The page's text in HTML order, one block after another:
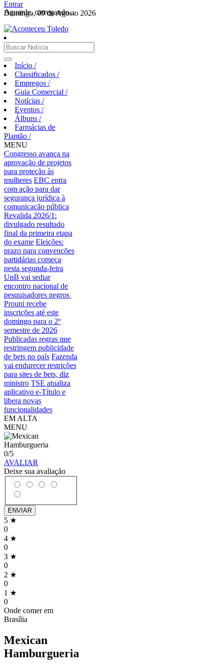
Aguarde, carregando...
Entrar
Domingo, 09 de Agosto 2026
Início /
Classificados /
Empregos /
Guia Comercial /
Notícias /
Eventos /
Álbuns /
Farmácias de
Plantão /
MENU
Congresso avança na
aprovação de projetos
para proteção às
mulheres EBC entra
com ação para dar
segurança jurídica à
comunicação pública
Revalida 2026/1:
divulgado resultado
final da primeira etapa
do exame Eleições:
prazo para convenções
partidárias começa
nesta segunda-feira
UnB vai sediar
encontro nacional de
pesquisadores negros
Prouni recebe
inscrições até este
domingo para o 2º
semestre de 2026
Publicadas regras que
restringem publicidade
de bets no país Fazenda
vai endurecer restrições
para sites de bets, diz
ministro TSE atualiza
aplicativo e-Título e
libera novas
funcionalidades
EM ALTA
MENU
0/5
AVALIAR
Deixe sua avaliação
ENVIAR
5 ★
0
4 ★
0
3 ★
0
2 ★
0
1 ★
0
Onde comer em
Brasília
Mexican
Hamburgueria